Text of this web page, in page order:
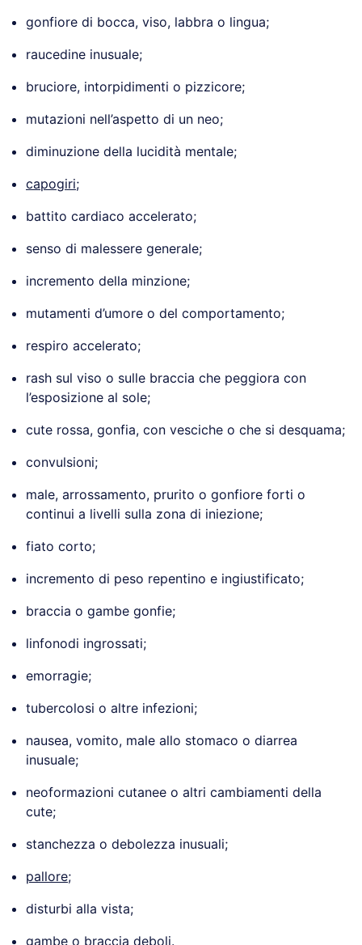
gonfiore di bocca, viso, labbra o lingua;
raucedine inusuale;
bruciore, intorpidimenti o pizzicore;
mutazioni nell’aspetto di un neo;
diminuzione della lucidità mentale;
capogiri;
battito cardiaco accelerato;
senso di malessere generale;
incremento della minzione;
mutamenti d’umore o del comportamento;
respiro accelerato;
rash sul viso o sulle braccia che peggiora con
l’esposizione al sole;
cute rossa, gonfia, con vesciche o che si desquama;
convulsioni;
male, arrossamento, prurito o gonfiore forti o
continui a livelli sulla zona di iniezione;
fiato corto;
incremento di peso repentino e ingiustificato;
braccia o gambe gonfie;
linfonodi ingrossati;
emorragie;
tubercolosi o altre infezioni;
nausea, vomito, male allo stomaco o diarrea
inusuale;
neoformazioni cutanee o altri cambiamenti della
cute;
stanchezza o debolezza inusuali;
pallore;
disturbi alla vista;
gambe o braccia deboli.